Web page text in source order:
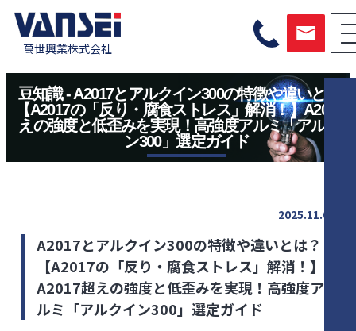
萬世興業株式会社
豆知識 - A2017とアルクイン300の特徴や違いとは？
【A2017の「反り・腐食ストレス」解消！】A2017
えの強度と低歪みを実現！高強度アルミ「アルクイ
ン300」選定ガイド
2025.11.04
A2017とアルクイン300の特徴や違いとは？
【A2017の「反り・腐食ストレス」解消！】
A2017超えの強度と低歪みを実現！高強度ア
ルミ「アルクイン300」選定ガイド